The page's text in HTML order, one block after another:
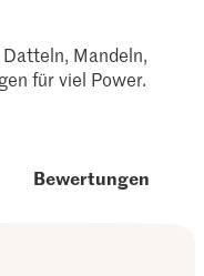
Mandeln,
für viel Power.
Bewertungen